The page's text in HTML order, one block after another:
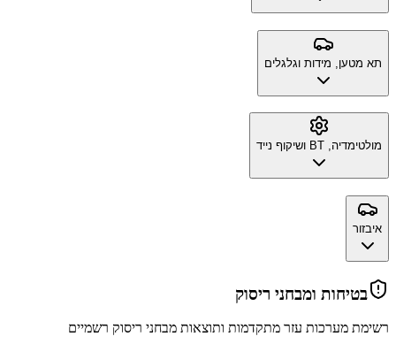
תא מטען, מידות וגלגלים
מולטימדיה, BT ושיקוף נייד
איבזור
בטיחות ומבחני ריסוק
רשימת מערכות עזר מתקדמות ותוצאות מבחני ריסוק רשמיים